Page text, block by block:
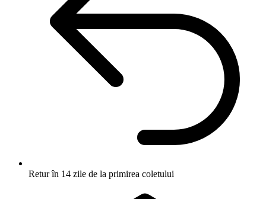
Retur în 14 zile de la primirea coletului